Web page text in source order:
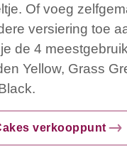
Of voeg
versiering toe
de 4
Yellow, Grass
verkooppunt